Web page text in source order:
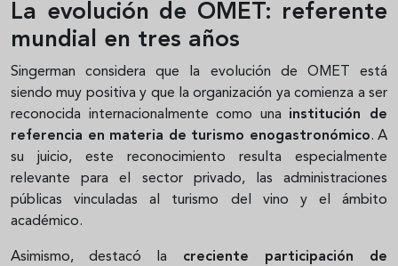
La evolución de OMET: referente
mundial en tres años
Singerman considera que la evolución de OMET está
siendo muy positiva y que la organización ya comienza a ser
reconocida internacionalmente como una institución de
referencia en materia de turismo enogastronómico. A
su juicio, este reconocimiento resulta especialmente
relevante para el sector privado, las administraciones
públicas vinculadas al turismo del vino y el ámbito
académico.
Asimismo, destacó la creciente participación de